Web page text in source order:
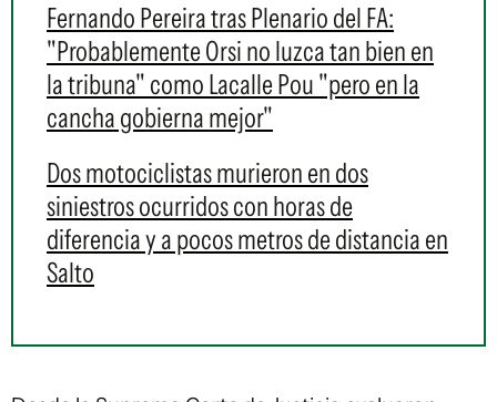
Fernando Pereira tras Plenario del FA:
"Probablemente Orsi no luzca tan bien en
la tribuna" como Lacalle Pou "pero en la
cancha gobierna mejor"
Dos motociclistas murieron en dos
siniestros ocurridos con horas de
diferencia y a pocos metros de distancia en
Salto